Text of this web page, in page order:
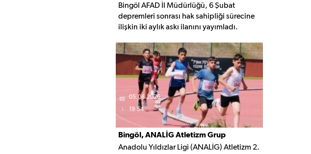
Başvurular Başladı
Bingöl AFAD İl Müdürlüğü, 6 Şubat
depremleri sonrası hak sahipliği sürecine
ilişkin iki aylık askı ilanını yayımladı.
Ekim 2026'ya kadar gerekli belgelerle
başvuruda bulunabilecek.
05.08.2026
19:54
Bingöl, ANALİG Atletizm Grup
Yarışmalarına Ev Sahipliği Yapacak
Anadolu Yıldızlar Ligi (ANALİG) Atletizm 2.